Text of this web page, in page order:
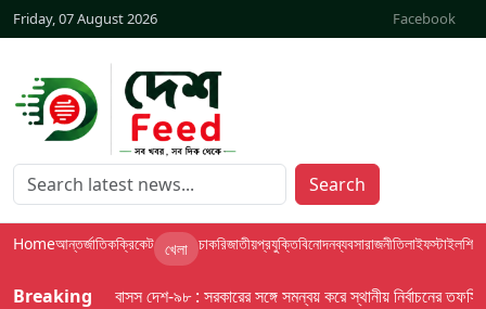
Friday, 07 August 2026 Facebook
Search
Homeআন্তর্জাতিকক্রিকেট খেলা চাকরিজাতীয়প্রযুক্তিবিনোদনব্যবসারাজনীতিলাইফস্টাইলশিক্ষা
Breakingবাসস দেশ-৯৮ : সরকারের সঙ্গে সমন্বয় করে স্থানীয় নির্বাচনের তফসিল